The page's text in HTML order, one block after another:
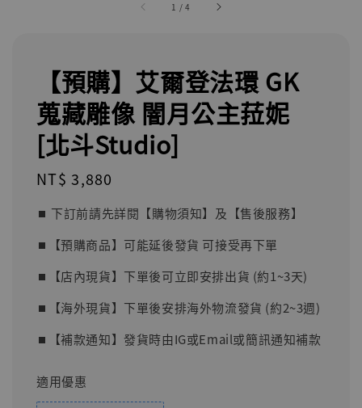
1 /4
【預購】艾爾登法環 GK
蒐藏雕像 闇月公主菈妮
[北斗Studio]
Regular
NT$ 3,880
⏹︎ 下訂前請先詳閱【購物須知】及【售後服務】
⏹︎【預購商品】可能延後發貨 可接受再下單
⏹︎【店內現貨】下單後可立即安排出貨 (約1~3天)
⏹︎【海外現貨】下單後安排海外物流發貨 (約2~3週)
⏹︎【補款通知】發貨時由IG或Email或簡訊通知補款
適用優惠